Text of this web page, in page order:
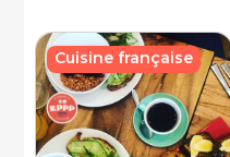
Cuisine française